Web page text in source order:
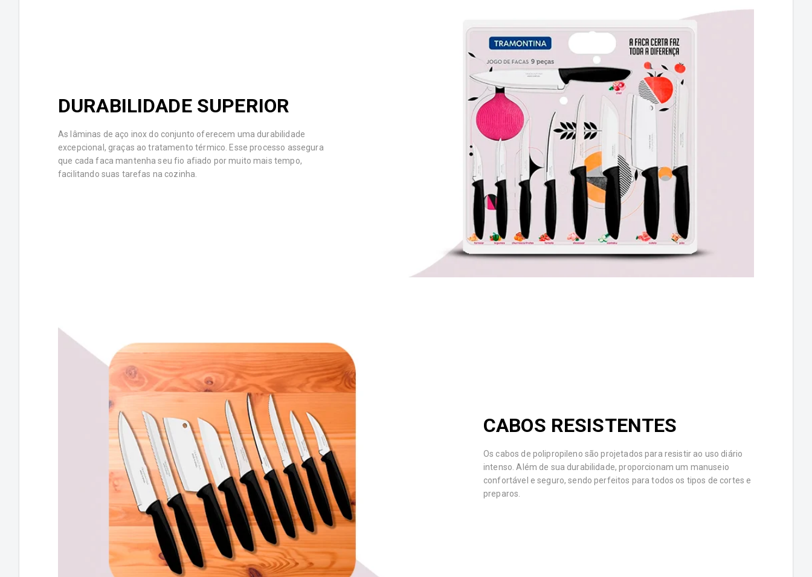
DURABILIDADE SUPERIOR
As lâminas de aço inox do conjunto oferecem uma durabilidade
excepcional, graças ao tratamento térmico. Esse processo assegura
que cada faca mantenha seu fio afiado por muito mais tempo,
facilitando suas tarefas na cozinha.
CABOS RESISTENTES
Os cabos de polipropileno são projetados para resistir ao uso diário
intenso. Além de sua durabilidade, proporcionam um manuseio
confortável e seguro, sendo perfeitos para todos os tipos de cortes e
preparos.